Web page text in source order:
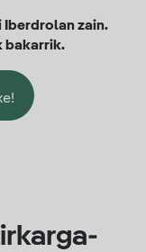
zain.
bakarrik.